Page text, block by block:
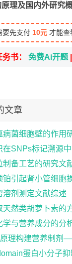
理及国内外研究
要先支付 10元 才能查
书： 免费Ai开题
文章
病菌细胞壁的作用
在SNPs标记溯源
制备工艺的研究文
铂引起肾小管细胞
溶剂测定文献综述
天然类胡萝卜素的
学与营养成分的分
理构建营养制剂
蛋白小分子